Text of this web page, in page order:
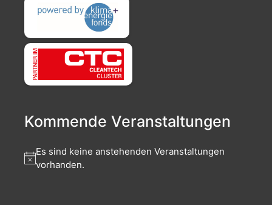
Kommende Veranstaltungen
Es sind keine anstehenden Veranstaltungen
vorhanden.